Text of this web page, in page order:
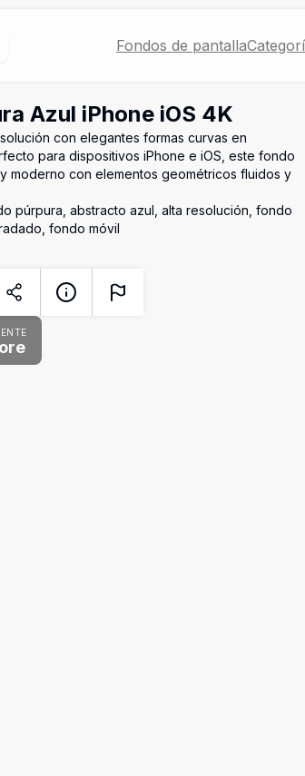
Fondos de pantalla
Azul iPhone iOS 4K
con elegantes formas curvas en
para dispositivos iPhone e iOS, este fondo
moderno con elementos geométricos fluidos y
púrpura, abstracto azul, alta resolución, fondo
fondo móvil